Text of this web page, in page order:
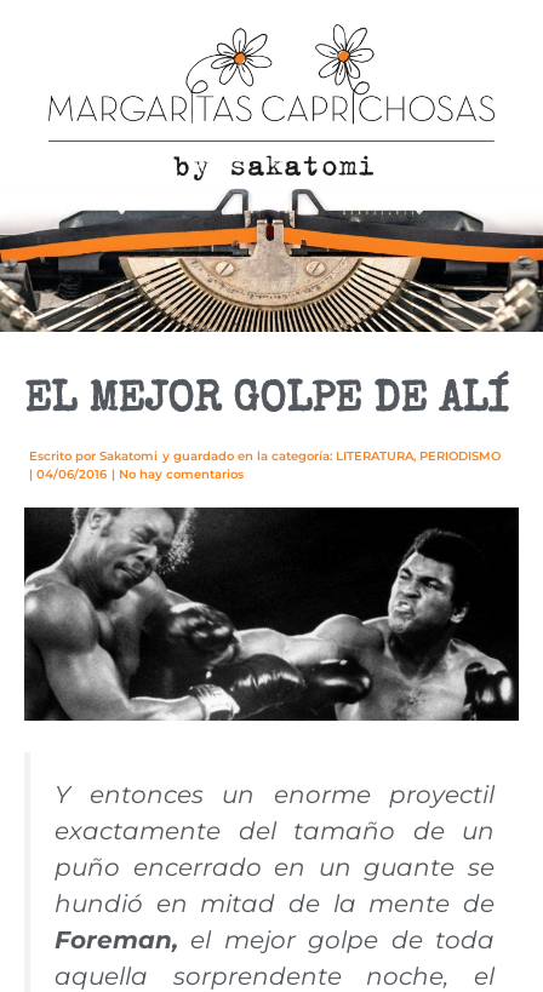
EL MEJOR GOLPE DE ALÍ
Escrito por Sakatomi y guardado en la categoría: LITERATURA, PERIODISMO
| 04/06/2016 | No hay comentarios
Y entonces un enorme proyectil
exactamente del tamaño de un
puño encerrado en un guante se
hundió en mitad de la mente de
Foreman, el mejor golpe de toda
aquella sorprendente noche, el